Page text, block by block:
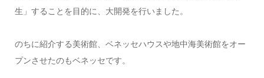
生」することを目的に、大開発を行いました。
のちに紹介する美術館、ベネッセハウスや地中海美術館をオー
プンさせたのもベネッセです。